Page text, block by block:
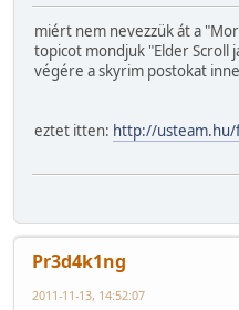
miért nem nevezzük át a
topicot mondjuk "Elder Scroll
végére a skyrim postokat
eztet itten: http://
Pr3d4k1ng
2011-11-13, 14:52:07